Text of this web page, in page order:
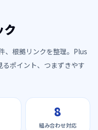
ク
、根拠リンクを整理。Plus
ポイント、つまずきやす
8
組み合わせ対応